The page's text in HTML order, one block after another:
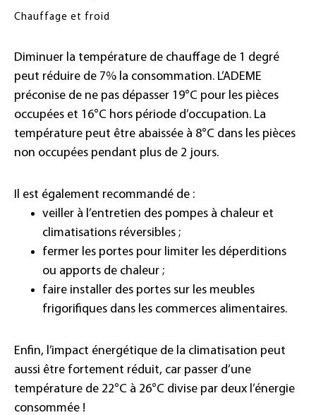
Chauffage et froid
Diminuer la température de chauffage de 1 degré
peut réduire de 7% la consommation. L’ADEME
préconise de ne pas dépasser 19°C pour les pièces
occupées et 16°C hors période d’occupation. La
température peut être abaissée à 8°C dans les pièces
non occupées pendant plus de 2 jours.
Il est également recommandé de :
veiller à l’entretien des pompes à chaleur et
climatisations réversibles ;
fermer les portes pour limiter les déperditions
ou apports de chaleur ;
faire installer des portes sur les meubles
frigorifiques dans les commerces alimentaires.
Enfin, l’impact énergétique de la climatisation peut
aussi être fortement réduit, car passer d’une
température de 22°C à 26°C divise par deux l’énergie
consommée !